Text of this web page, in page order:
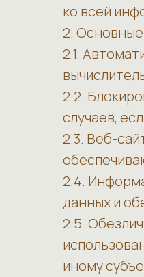
ко всей
2.
2.1.
2.2.
случаев,
2.3. Веб-
2.4.
данных и
2.5.
иному